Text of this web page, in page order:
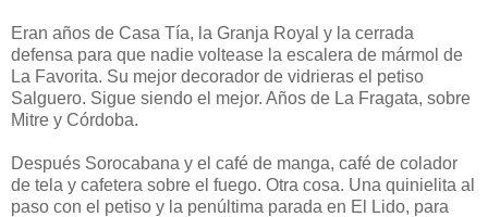
Eran años de Casa Tía, la Granja Royal y la cerrada
defensa para que nadie voltease la escalera de mármol de
La Favorita. Su mejor decorador de vidrieras el petiso
Salguero. Sigue siendo el mejor. Años de La Fragata, sobre
Mitre y Córdoba.
Después Sorocabana y el café de manga, café de colador
de tela y cafetera sobre el fuego. Otra cosa. Una quinielita al
paso con el petiso y la penúltima parada en El Lido, para